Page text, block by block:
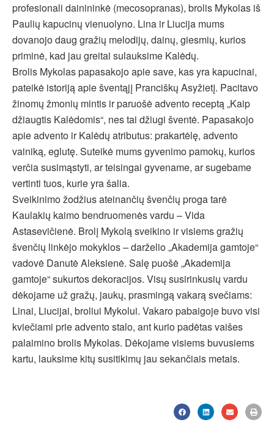
profesionali dainininkė (mecosopranas), brolis Mykolas iš
Paulių kapucinų vienuolyno. Lina ir Liucija mums
dovanojo daug gražių melodijų, dainų, giesmių, kurios
priminė, kad jau greitai sulauksime Kalėdų.
Brolis Mykolas papasakojo apie save, kas yra kapucinai,
pateikė istoriją apie šventąjį Pranciškų Asyžietį. Pacitavo
žinomų žmonių mintis ir paruošė advento receptą „Kaip
džiaugtis Kalėdomis“, nes tai džiugi šventė. Papasakojo
apie advento ir Kalėdų atributus: prakartėlę, advento
vainiką, eglutę. Suteikė mums gyvenimo pamokų, kurios
verčia susimąstyti, ar teisingai gyvename, ar sugebame
vertinti tuos, kurie yra šalia.
Sveikinimo žodžius ateinančių švenčių proga tarė
Kaulakių kaimo bendruomenės vardu – Vida
Astasevičienė. Brolį Mykolą sveikino ir visiems gražių
švenčių linkėjo mokyklos – darželio „Akademija gamtoje“
vadovė Danutė Aleksienė. Salę puošė „Akademija
gamtoje“ sukurtos dekoracijos. Visų susirinkusių vardu
dėkojame už gražų, jaukų, prasmingą vakarą svečiams:
Linai, Liucijai, broliui Mykolui. Vakaro pabaigoje buvo visi
kviečiami prie advento stalo, ant kurio padėtas vaišes
palaimino brolis Mykolas. Dėkojame visiems buvusiems
kartu, lauksime kitų susitikimų jau sekančiais metais.